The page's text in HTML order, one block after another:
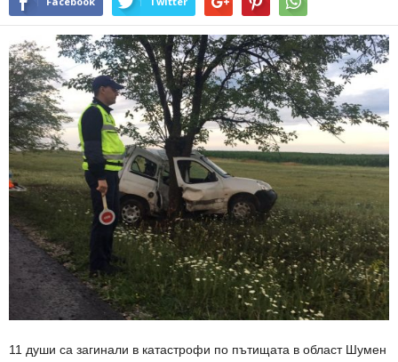
11 души са загинали в катастрофи по пътищата в област Шумен